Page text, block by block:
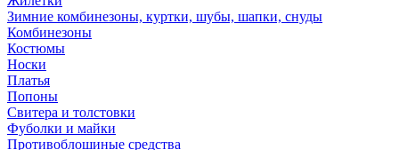
Зимние комбинезоны, куртки, шубы, шапки, снуды
Комбинезоны
Костюмы
Носки
Платья
Попоны
Свитера и толстовки
Фуболки и майки
Противоблошиные средства